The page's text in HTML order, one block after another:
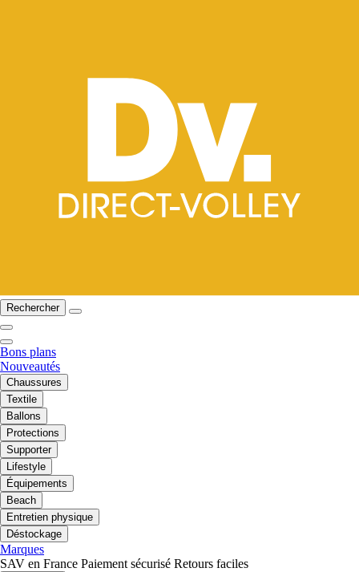
Rechercher
Bons plans
Nouveautés
Chaussures
Textile
Ballons
Protections
Supporter
Lifestyle
Équipements
Beach
Entretien physique
Déstockage
Marques
SAV en France Paiement sécurisé Retours faciles